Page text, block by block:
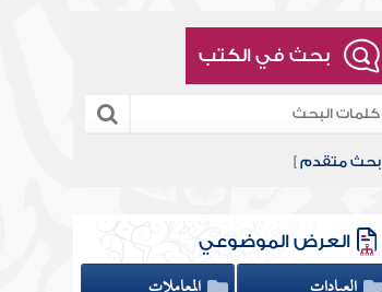
بحث في الكتب
[بحث متقدم ]
العرض الموضوعي